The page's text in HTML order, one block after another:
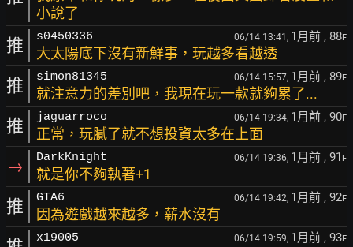
小說了
推 s0450336 06/14 13:41, 1月前 , 88F
大太陽底下沒有新鮮事，玩越多看越透
推 simon81345 06/14 15:57, 1月前 , 89F
就注意力的差別吧，我現在玩一款就夠累了...
推 jaguarroco 06/14 19:34, 1月前 , 90F
正常，玩膩了就不想投資太多在上面
→ DarkKnight 06/14 19:36, 1月前 , 91 F
就是你不夠執著+1
推 GTA6 06/14 19:42, 1月前 , 92F
因為遊戲越來越多，薪水沒有
x19005 06/14 19:59, 1月前 , 93F